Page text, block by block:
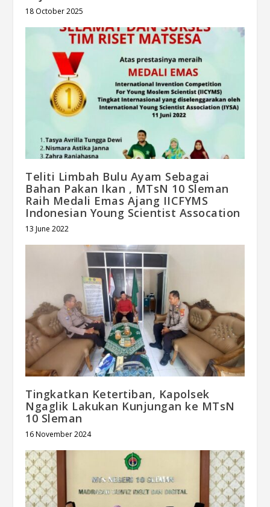
18 October 2025
Teliti Limbah Bulu Ayam Sebagai
Bahan Pakan Ikan , MTsN 10 Sleman
Raih Medali Emas Ajang IICFYMS
Indonesian Young Scientist Assocation
13 June 2022
Tingkatkan Ketertiban, Kapolsek
Ngaglik Lakukan Kunjungan ke MTsN
10 Sleman
16 November 2024